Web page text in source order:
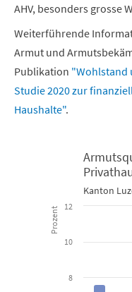
AHV, besonders grosse
Weiterführende
Armut und
Publikation "Wohlstand
Studie 2020 zur
Haushalte".
Armutsquote der
Bar chart with 2 data
Kanton Luzern
View as data table,
Prozent
Kanton
8
10
12